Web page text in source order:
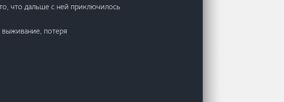
что дальше с ней приключилось
выживание, потеря